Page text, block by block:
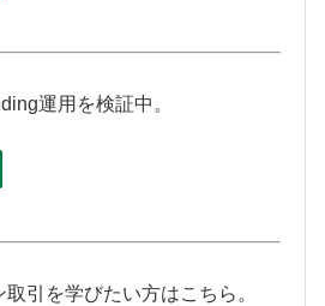
運用を検証中。
引を学びたい方はこちら。